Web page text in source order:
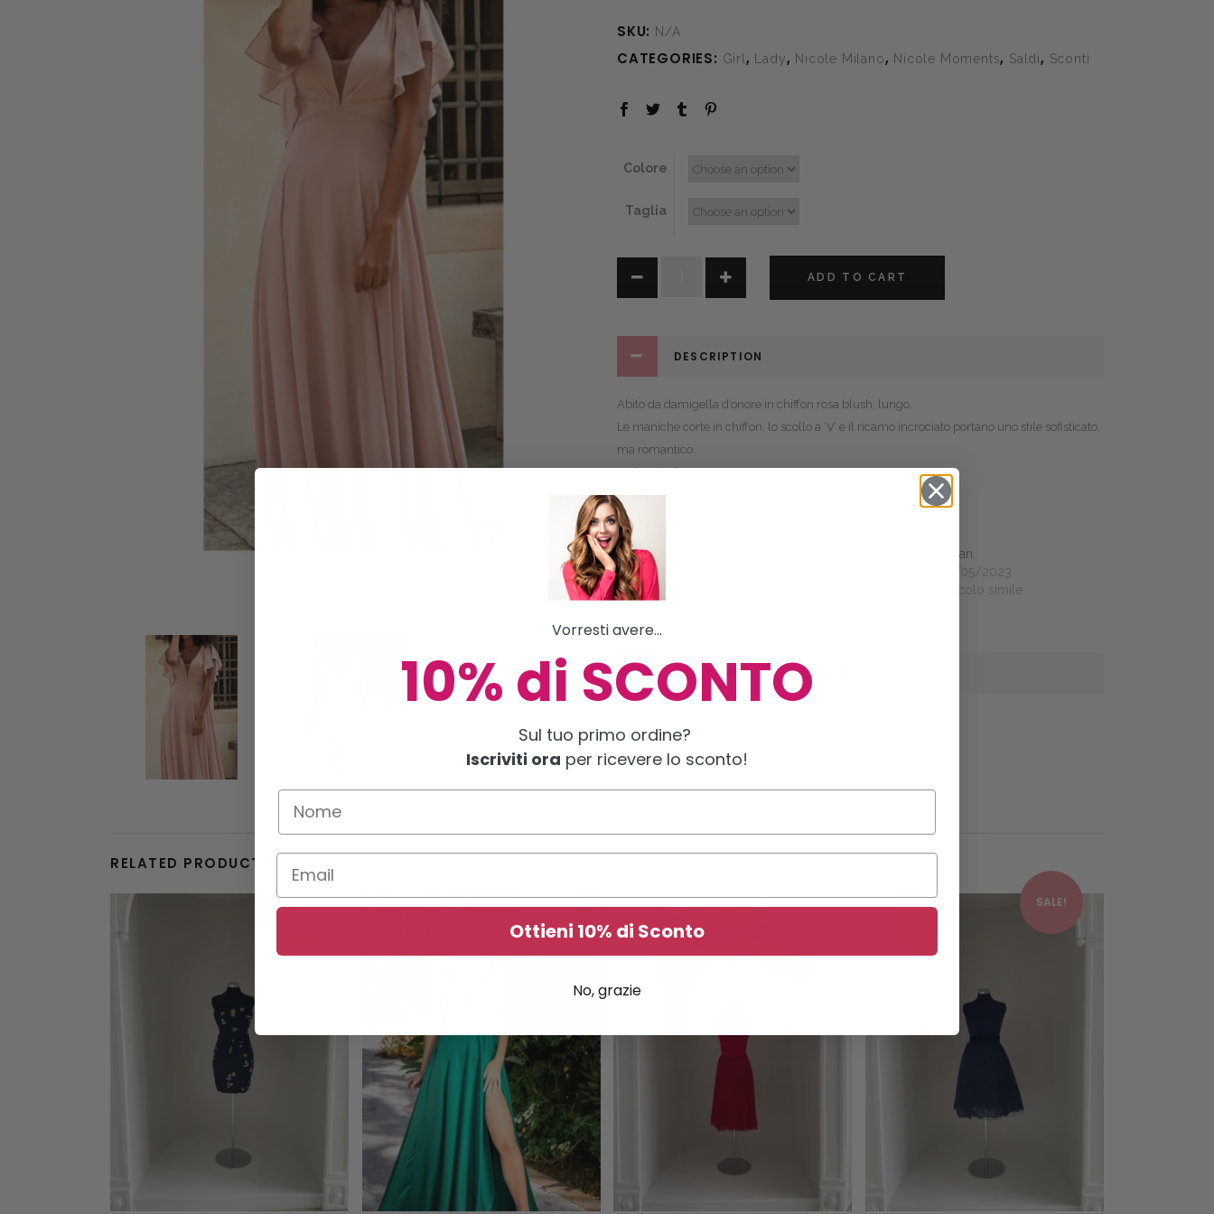
SKU: N/A
CATEGORIES: Girl , Lady, Nicole Milano, Nicole Moments, Saldi, Sconti
Colore
Taglia
ADD TO CART
DESCRIPTION
Abito da damigella d’onore in chiffon rosa blush, lungo.
Le maniche corte in chiffon, lo scollo a ‘V’ e il ricamo incrociato portano uno stile sofisticato,
ma romantico.
Cod. Articolo: NM22136
CORRELATI
Glenda
21/09/2023
Articolo simile
Susan
26/05/2023
Articolo simile
ADDITIONAL INFORMATION
RELATED PRODUCTS
SALE! SALE! SALE! SALE!
Vorresti avere...
10% di SCONTO
Sul tuo primo ordine?
Iscriviti ora per ricevere lo sconto!
Ottieni 10% di Sconto
No, grazie